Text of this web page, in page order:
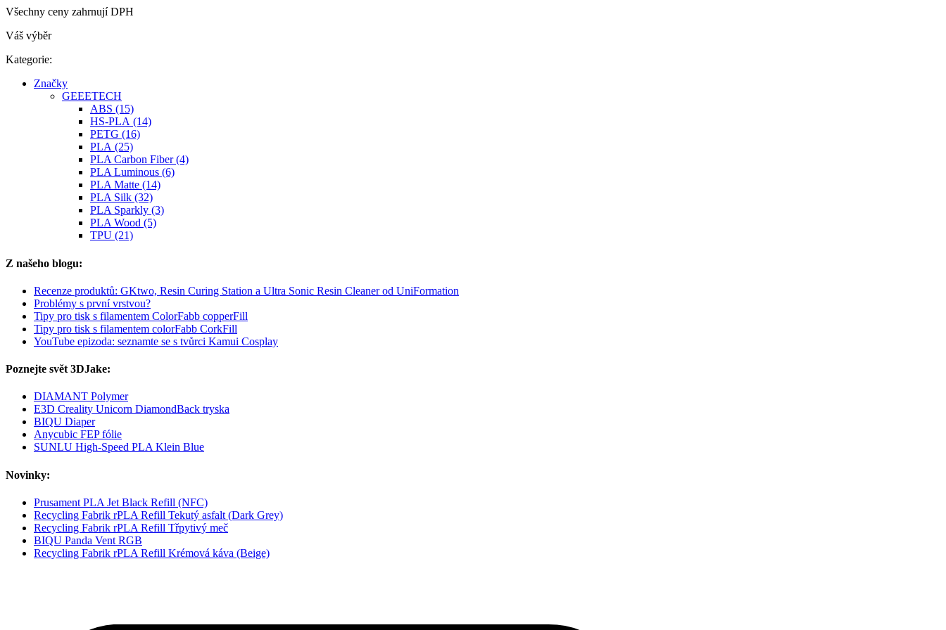
Všechny ceny zahrnují DPH
Váš výběr
Kategorie:
Značky
GEEETECH
ABS (15)
HS-PLA (14)
PETG (16)
PLA (25)
PLA Carbon Fiber (4)
PLA Luminous (6)
PLA Matte (14)
PLA Silk (32)
PLA Sparkly (3)
PLA Wood (5)
TPU (21)
Z našeho blogu:
Recenze produktů: GKtwo, Resin Curing Station a Ultra Sonic Resin Cleaner od UniFormation
Problémy s první vrstvou?
Tipy pro tisk s filamentem ColorFabb copperFill
Tipy pro tisk s filamentem colorFabb CorkFill
YouTube epizoda: seznamte se s tvůrci Kamui Cosplay
Poznejte svět 3DJake:
DIAMANT Polymer
E3D Creality Unicorn DiamondBack tryska
BIQU Diaper
Anycubic FEP fólie
SUNLU High-Speed PLA Klein Blue
Novinky:
Prusament PLA Jet Black Refill (NFC)
Recycling Fabrik rPLA Refill Tekutý asfalt (Dark Grey)
Recycling Fabrik rPLA Refill Třpytivý meč
BIQU Panda Vent RGB
Recycling Fabrik rPLA Refill Krémová káva (Beige)